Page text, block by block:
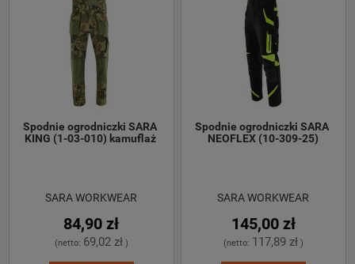
Spodnie ogrodniczki SARA
KING (1-03-010) kamuflaż
SARA WORKWEAR
84,90 zł
(netto: 69,02 zł)
Spodnie ogrodniczki SARA
NEOFLEX (10-309-25)
SARA WORKWEAR
145,00 zł
(netto: 117,89 zł)